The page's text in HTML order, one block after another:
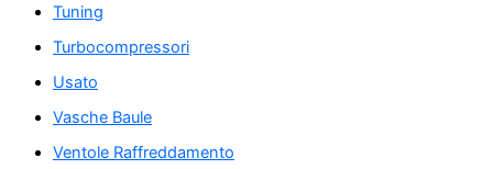
Tuning
Turbocompressori
Usato
Vasche Baule
Ventole Raffreddamento